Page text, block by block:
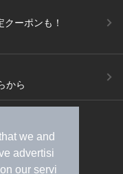
we and
advertisi
our servi
ーポンも！
から
出稿のご案内
規約